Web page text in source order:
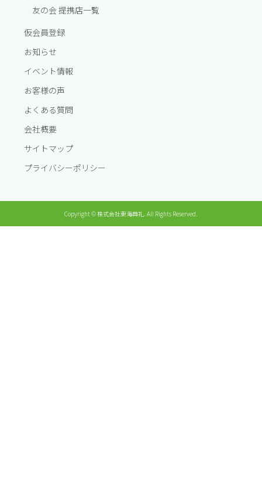
友の会 提携店一覧
仮会員登録
お知らせ
イベント情報
お客様の声
よくある質問
会社概要
サイトマップ
プライバシーポリシー
Copyright © 株式会社東海典礼. All Rights Reserved.